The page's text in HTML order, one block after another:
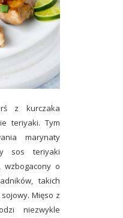
z kurczaka
teriyaki. Tym
marynaty
sos teriyaki
o
takich
Mięso z
niezwykle